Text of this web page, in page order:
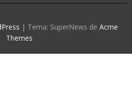
| Tema: SuperNews de Acme
Themes